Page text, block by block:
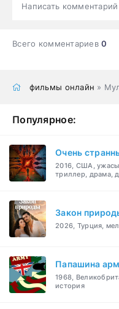
Написать комментарий
Всего комментариев0
фильмы онлайн »
Популярное:
Очень
2016, США,
триллер, драма,
Закон
2026, Турция,
Папашина
1968,
история